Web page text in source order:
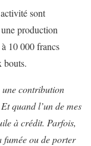
sont
production
10 000 francs
bouts.
une contribution
quand l’un de mes
à crédit. Parfois,
fumée ou de porter